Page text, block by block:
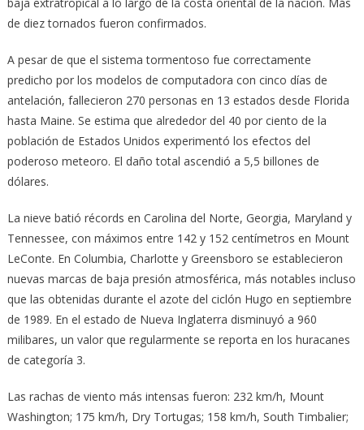
de diez tornados fueron confirmados.
A pesar de que el sistema tormentoso fue correctamente
predicho por los modelos de computadora con cinco días de
antelación, fallecieron 270 personas en 13 estados desde Florida
hasta Maine. Se estima que alrededor del 40 por ciento de la
población de Estados Unidos experimentó los efectos del
poderoso meteoro. El daño total ascendió a 5,5 billones de
dólares.
La nieve batió récords en Carolina del Norte, Georgia, Maryland y
Tennessee, con máximos entre 142 y 152 centímetros en Mount
LeConte. En Columbia, Charlotte y Greensboro se establecieron
nuevas marcas de baja presión atmosférica, más notables incluso
que las obtenidas durante el azote del ciclón Hugo en septiembre
de 1989. En el estado de Nueva Inglaterra disminuyó a 960
milibares, un valor que regularmente se reporta en los huracanes
de categoría 3.
Las rachas de viento más intensas fueron: 232 km/h, Mount
Washington; 175 km/h, Dry Tortugas; 158 km/h, South Timbalier;